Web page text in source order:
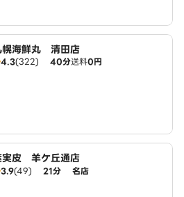
幌海鮮丸 清田店
4.3(322) 40分送料0円
実皮 羊ケ丘通店
3.9(49) 21分 名店